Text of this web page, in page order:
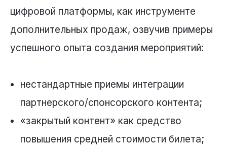
цифровой платформы, как инструменте
дополнительных продаж, озвучив примеры
успешного опыта создания мероприятий:
нестандартные приемы интеграции
партнерского/спонсорского контента;
«закрытый контент» как средство
повышения средней стоимости билета;